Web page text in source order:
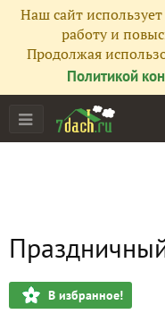
Наш сайт
работу и
Продолжая
Политикой
В избранное!